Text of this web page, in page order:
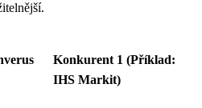
Konkurent 1 (Příklad:
IHS Markit)